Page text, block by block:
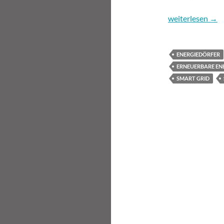
Energiewende:
weiterlesen →
ENERGIEDÖRFER
ERNEUERBARE
SMART GRID